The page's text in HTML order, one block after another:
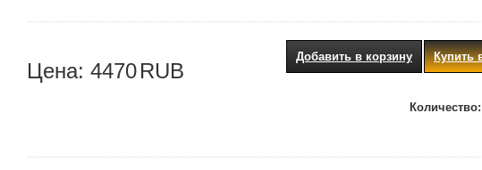
Цена: 4470RUB
Купить
Добавить в корзину
Количество: